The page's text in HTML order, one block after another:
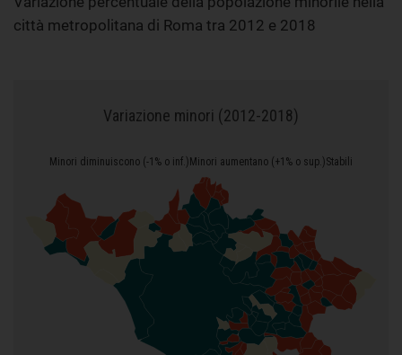
città metropolitana di Roma tra 2012 e 2018